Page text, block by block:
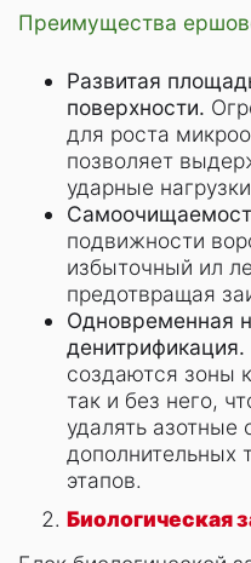
Преимущества
Развитая
поверхности.
для роста
позволяет
ударные
подвижности
избыточный ил
предотвращая
Одновременная
денитрификация.
создаются зоны
так и без него,
удалять азотные
дополнительных
этапов.
Биологическая